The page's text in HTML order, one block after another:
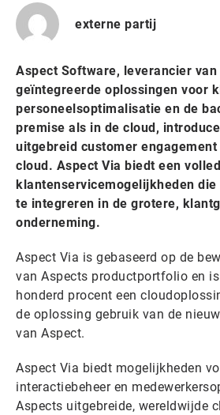
externe partij
Aspect Software, leverancier
geïntegreerde oplossingen voor
personeelsoptimalisatie en de
premise als in de cloud,
uitgebreid customer engagement
cloud. Aspect Via biedt een
klantenservicemogelijkheden
te integreren in de grotere,
onderneming.
Aspect Via is gebaseerd op de
van Aspects productportfolio en
honderd procent een
de oplossing gebruik van de
van Aspect.
Aspect Via biedt mogelijkheden
interactiebeheer en
Aspects uitgebreide, wereldwijde